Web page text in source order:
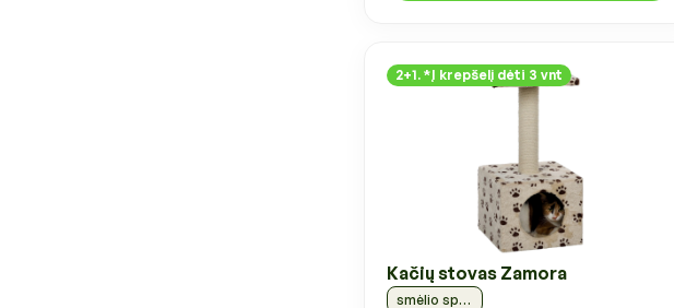
2+1. *Į krepšelį dėti 3 vnt
Kačių stovas Zamora
smėlio spalvos, 64 cm